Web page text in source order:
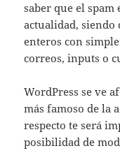
saber que el
actualidad, siendo
enteros con
correos, inputs o
WordPress se ve
más famoso de la
respecto te será
posibilidad de